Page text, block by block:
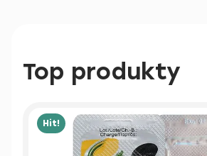
Top produkty
Hit!